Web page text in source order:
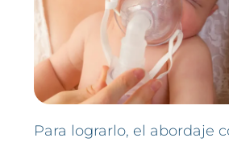
Para lograrlo, el abordaje